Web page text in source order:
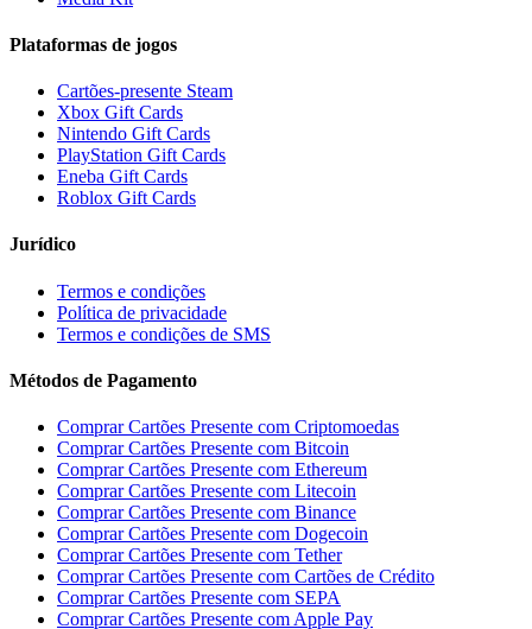
Plataformas de jogos
Cartões-presente Steam
Xbox Gift Cards
Nintendo Gift Cards
PlayStation Gift Cards
Eneba Gift Cards
Roblox Gift Cards
Jurídico
Termos e condições
Política de privacidade
Termos e condições de SMS
Métodos de Pagamento
Comprar Cartões Presente com Criptomoedas
Comprar Cartões Presente com Bitcoin
Comprar Cartões Presente com Ethereum
Comprar Cartões Presente com Litecoin
Comprar Cartões Presente com Binance
Comprar Cartões Presente com Dogecoin
Comprar Cartões Presente com Tether
Comprar Cartões Presente com Cartões de Crédito
Comprar Cartões Presente com SEPA
Comprar Cartões Presente com Apple Pay